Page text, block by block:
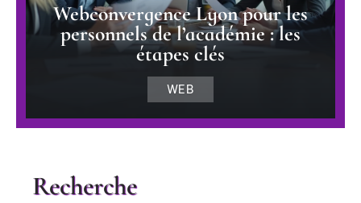
Webconvergence Lyon pour les
personnels de l’académie : les
étapes clés
WEB
Recherche